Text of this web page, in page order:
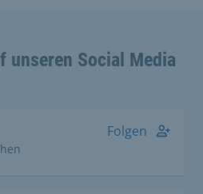
unseren Social Media
Folgen